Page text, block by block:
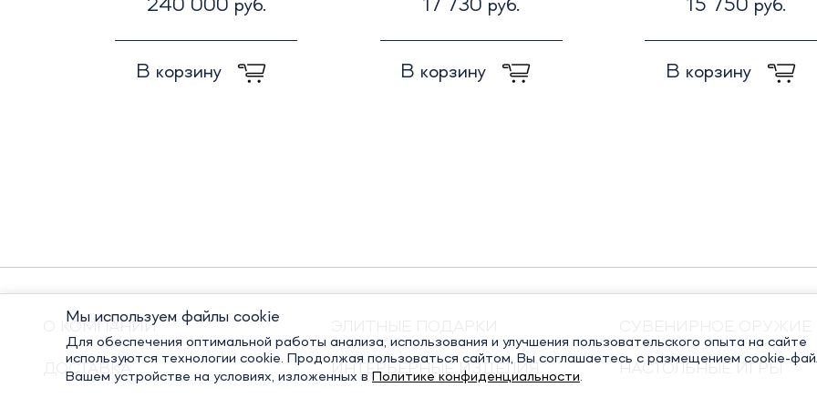
240 000 руб.
В корзину
17 730 руб.
В корзину
15 750 руб.
В корзину
О КОМПАНИИ
ДОСТАВКА ИНТЕРЬЕРНЫЕ ИЗДЕЛИЯ НАСТОЛЬНЫЕ ИГРЫ
Мы используем файлы cookie
Для обеспечения оптимальной работы анализа, использования и улучшения пользовательского опыта на сайте
используются технологии cookie. Продолжая пользоваться сайтом, Вы соглашаетесь с размещением cookie-
Вашем устройстве на условиях, изложенных в Политике конфиденциальности.